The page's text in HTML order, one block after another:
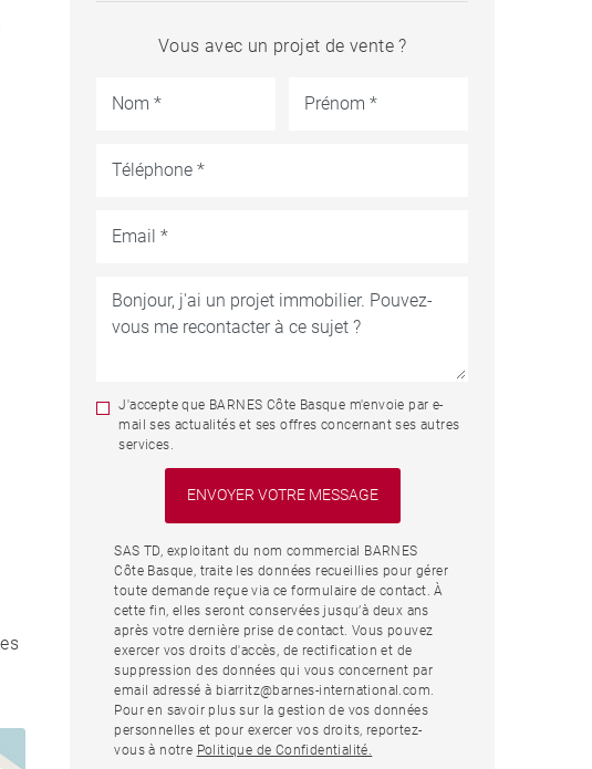
Vous avec un projet de vente ?
J'accepte que BARNES Côte Basque m'envoie par e-
mail ses actualités et ses offres concernant ses autres
services.
SAS TD, exploitant du nom commercial BARNES
Côte Basque, traite les données recueillies pour gérer
toute demande reçue via ce formulaire de contact. À
cette fin, elles seront conservées jusqu’à deux ans
après votre dernière prise de contact. Vous pouvez
exercer vos droits d'accès, de rectification et de
suppression des données qui vous concernent par
email adressé à biarritz@barnes-international.com.
Pour en savoir plus sur la gestion de vos données
personnelles et pour exercer vos droits, reportez-
vous à notre Politique de Confidentialité.